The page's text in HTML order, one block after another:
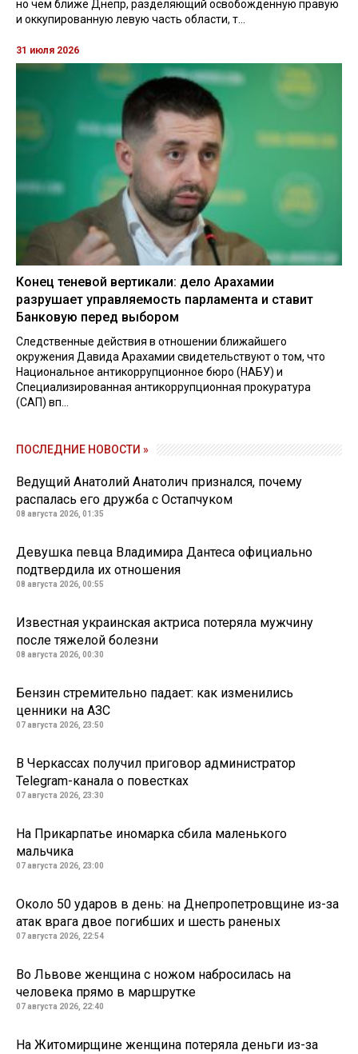
но чем ближе Днепр, разделяющий освобожденную правую
и оккупированную левую часть области, т...
31 июля 2026
Конец теневой вертикали: дело Арахамии
разрушает управляемость парламента и ставит
Банковую перед выбором
Следственные действия в отношении ближайшего
окружения Давида Арахамии свидетельствуют о том, что
Национальное антикоррупционное бюро (НАБУ) и
Специализированная антикоррупционная прокуратура
(САП) вп...
ПОСЛЕДНИЕ НОВОСТИ »
Ведущий Анатолий Анатолич признался, почему
распалась его дружба с Остапчуком
08 августа 2026, 01:35
Девушка певца Владимира Дантеса официально
подтвердила их отношения
08 августа 2026, 00:55
Известная украинская актриса потеряла мужчину
после тяжелой болезни
08 августа 2026, 00:30
Бензин стремительно падает: как изменились
ценники на АЗС
07 августа 2026, 23:50
В Черкассах получил приговор администратор
Telegram-канала о повестках
07 августа 2026, 23:30
На Прикарпатье иномарка сбила маленького
мальчика
07 августа 2026, 23:00
Около 50 ударов в день: на Днепропетровщине из-за
атак врага двое погибших и шесть раненых
07 августа 2026, 22:54
Во Львове женщина с ножом набросилась на
человека прямо в маршрутке
07 августа 2026, 22:40
На Житомирщине женщина потеряла деньги из-за